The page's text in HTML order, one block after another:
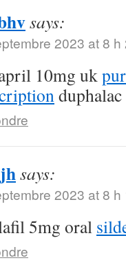
says:
2023 at 8 h
10mg uk
duphalac
says:
2023 at 8 h
5mg oral